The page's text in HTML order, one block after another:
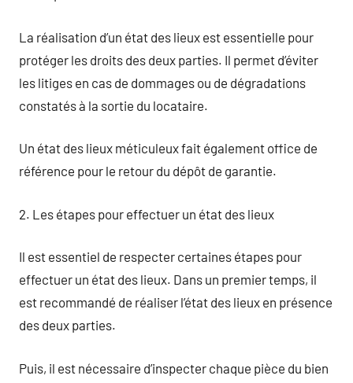
La réalisation d’un état des lieux est essentielle pour
protéger les droits des deux parties. Il permet d’éviter
les litiges en cas de dommages ou de dégradations
constatés à la sortie du locataire.
Un état des lieux méticuleux fait également office de
référence pour le retour du dépôt de garantie.
2. Les étapes pour effectuer un état des lieux
Il est essentiel de respecter certaines étapes pour
effectuer un état des lieux. Dans un premier temps, il
est recommandé de réaliser l’état des lieux en présence
des deux parties.
Puis, il est nécessaire d’inspecter chaque pièce du bien